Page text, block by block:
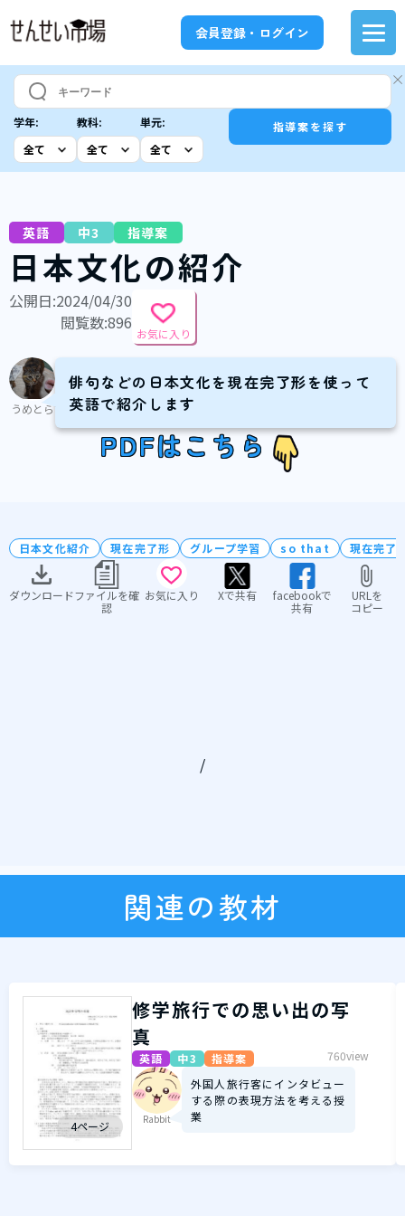
会員登録・ログイン
学年: 教科: 単元: 指導案を探す
英語 中3 指導案
日本文化の紹介
公開日:2024/04/30
閲覧数:896
お気に入り
うめとら
俳句などの日本文化を現在完了形を使って
英語で紹介します
PDFはこちら
日本文化紹介 現在完了形 グループ学習 so that 現在完了
ダウンロードファイルを確
認
お気に入り Xで共有
facebookで
共有
URLを
コピー
/
関連の教材
4ページ
修学旅行での思い出の写
真
英語 中3 指導案 760view
Rabbit
外国人旅行客にインタビュー
する際の表現方法を考える授
業